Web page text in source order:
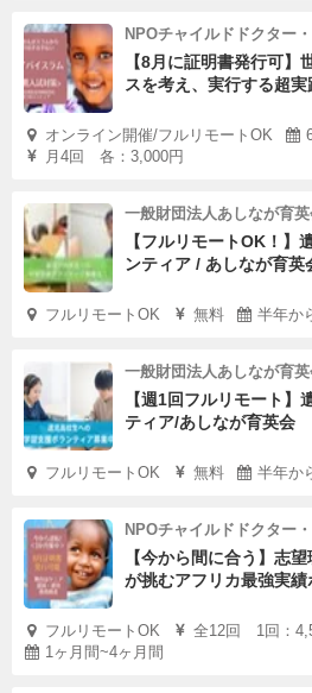
NPOチャイルドドクター
【8月に証明書発行可】
スを考え、実行する超実
オンライン開催/フルリモートOK
月4回 各：3,000円
一般財団法人あしなが育
【フルリモートOK！】
ンティア / あしなが育英
フルリモートOK 無料 半年か
一般財団法人あしなが育
【週1回フルリモート】
ティア/あしなが育英会
フルリモートOK 無料 半年か
NPOチャイルドドクター
【今から間に合う】志
が挑むアフリカ最強実
フルリモートOK
全12回 1回：
1ヶ月間~4ヶ月間